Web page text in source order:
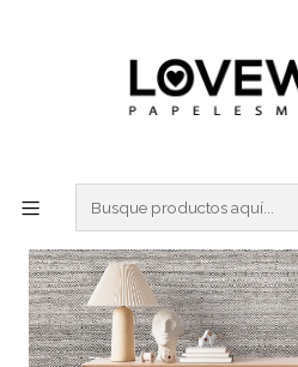
Inicio FÁBRICA